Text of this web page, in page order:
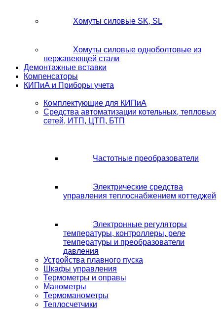
Хомуты силовые SK, SL
Хомуты силовые одноболтовые из
нержавеющей стали
Демонтажные вставки
Компенсаторы
КИПиА и Приборы учета
Комплектующие для КИПиА
Средства автоматизации котельных, тепловых
сетей, ИТП, ЦТП, БТП
Частотные преобразователи
Электрические средства
управления теплоснабжением коттеджей
Электронные регуляторы
температуры, контроллеры, реле
температуры и преобразователи
давления
Устройства плавного пуска
Шкафы управления
Термометры и оправы
Манометры
Термоманометры
Теплосчетчики